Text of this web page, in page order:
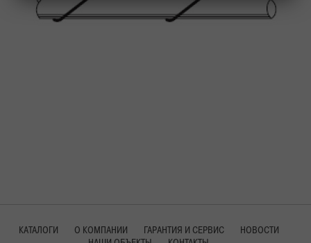
КАТАЛОГИ О КОМПАНИИ ГАРАНТИЯ И СЕРВИС
НОВОСТИ